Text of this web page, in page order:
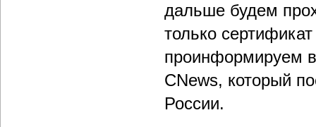
дальше будем
только
проинформируем
CNews, который
России.